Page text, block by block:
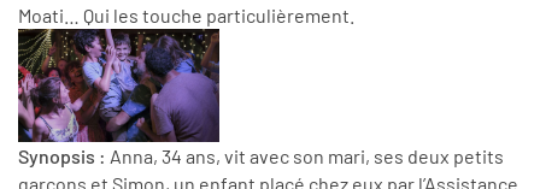
Moati… Qui les touche particulièrement.
Synopsis : Anna, 34 ans, vit avec son mari, ses deux petits
garçons et Simon, un enfant placé chez eux par l’Assistance